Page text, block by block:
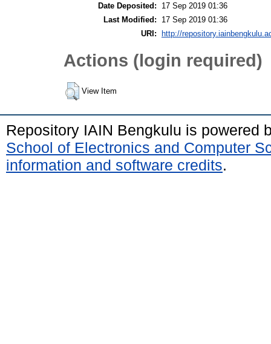
Date Deposited:
17 Sep 2019 01:36
Last Modified:
17 Sep 2019 01:36
URI:
http://
Actions (login required)
View Item
Repository IAIN Bengkulu is powered
School of Electronics and Computer
information and software credits.